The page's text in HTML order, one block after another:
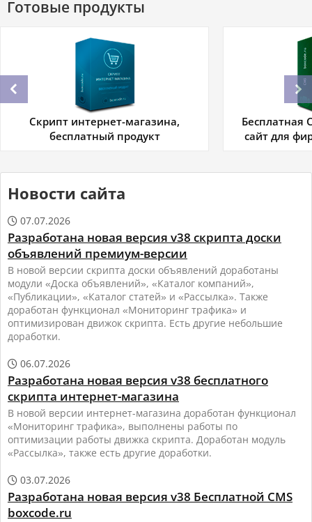
Готовые продукты
Скрипт интернет-магазина,
бесплатный продукт
Бесплатная
сайт для
Новости сайта
 07.07.2026
Разработана новая версия v38 скрипта доски
объявлений премиум-версии
В новой версии скрипта доски объявлений доработаны
модули «Доска объявлений», «Каталог компаний»,
«Публикации», «Каталог статей» и «Рассылка». Также
доработан функционал «Мониторинг трафика» и
оптимизирован движок скрипта. Есть другие небольшие
доработки.
 06.07.2026
Разработана новая версия v38 бесплатного
скрипта интернет-магазина
В новой версии интернет-магазина доработан функционал
«Мониторинг трафика», выполнены работы по
оптимизации работы движка скрипта. Доработан модуль
«Рассылка», также есть другие доработки.
 03.07.2026
Разработана новая версия v38 Бесплатной CMS
boxcode.ru